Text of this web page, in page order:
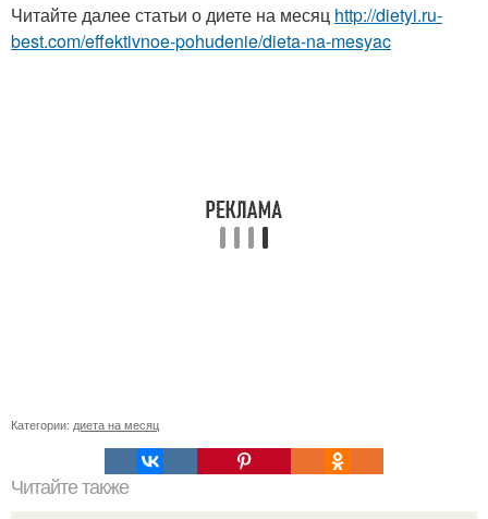
Читайте далее статьи о диете на месяц http://dietyi.ru-
best.com/effektivnoe-pohudenie/dieta-na-mesyac
Категории: диета на месяц
Читайте также